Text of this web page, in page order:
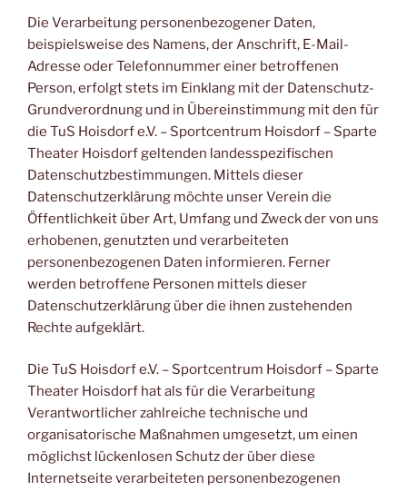
Die Verarbeitung personenbezogener Daten,
beispielsweise des Namens, der Anschrift, E-Mail-
Adresse oder Telefonnummer einer betroffenen
Person, erfolgt stets im Einklang mit der Datenschutz-
Grundverordnung und in Übereinstimmung mit den für
die TuS Hoisdorf e.V. – Sportcentrum Hoisdorf – Sparte
Theater Hoisdorf geltenden landesspezifischen
Datenschutzbestimmungen. Mittels dieser
Datenschutzerklärung möchte unser Verein die
Öffentlichkeit über Art, Umfang und Zweck der von uns
erhobenen, genutzten und verarbeiteten
personenbezogenen Daten informieren. Ferner
werden betroffene Personen mittels dieser
Datenschutzerklärung über die ihnen zustehenden
Rechte aufgeklärt.
Die TuS Hoisdorf e.V. – Sportcentrum Hoisdorf – Sparte
Theater Hoisdorf hat als für die Verarbeitung
Verantwortlicher zahlreiche technische und
organisatorische Maßnahmen umgesetzt, um einen
möglichst lückenlosen Schutz der über diese
Internetseite verarbeiteten personenbezogenen